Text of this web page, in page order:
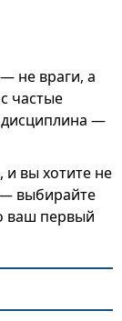
не враги, а
частые
дисциплина —
и вы хотите не
— выбирайте
ваш первый